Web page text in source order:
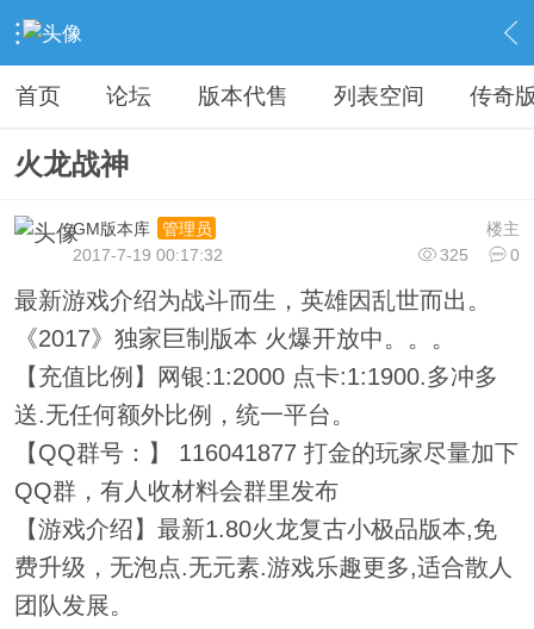
› 教程广告专区 › 广告专区 › 内容
首页 论坛 版本代售 列表空间 传奇
火龙战神
楼主
GM版本库
管理员
325
0
2017-7-19 00:17:32
最新游戏介绍为战斗而生，英雄因乱世而出。
《2017》独家巨制版本 火爆开放中。。。
【充值比例】网银:1:2000 点卡:1:1900.多冲多
送.无任何额外比例，统一平台。
【QQ群号：】 116041877 打金的玩家尽量加下
QQ群，有人收材料会群里发布
【游戏介绍】最新1.80火龙复古小极品版本,免
费升级，无泡点.无元素.游戏乐趣更多,适合散人
团队发展。